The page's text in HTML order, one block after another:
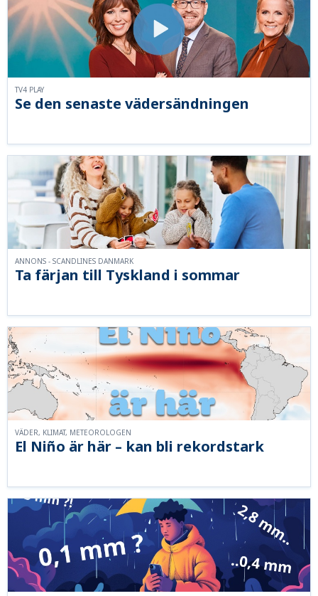
Se den senaste vädersändningen
TV4 PLAY
Ta färjan till Tyskland i sommar
ANNONS - SCANDLINES DANMARK
El Niño är här – kan bli rekordstark
VÄDER, KLIMAT, METEOROLOGEN